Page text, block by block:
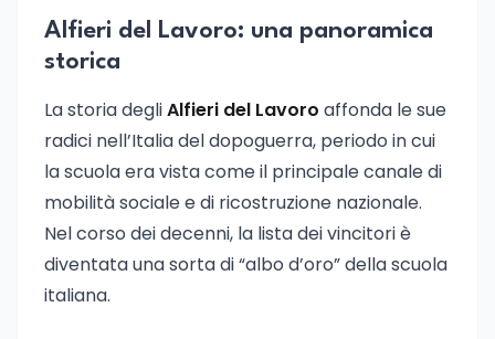
Alfieri del Lavoro: una panoramica
storica
La storia degliAlfieri del Lavoro affonda le sue
radici nell’Italia del dopoguerra, periodo in cui
la scuola era vista come il principale canale di
mobilità sociale e di ricostruzione nazionale.
Nel corso dei decenni, la lista dei vincitori è
diventata una sorta di “albo d’oro” della scuola
italiana.